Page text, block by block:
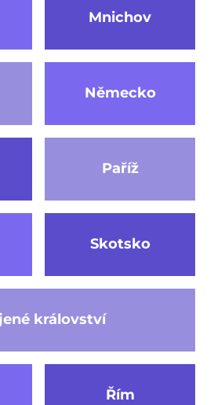
Mnichov
Německo
Paříž
Skotsko
království
Řím